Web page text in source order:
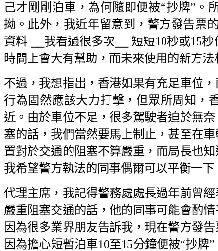
己才剛剛泊車，為何隨即便被“抄牌”。
拗。此外，我近年留意到，警方發告票
資料 ⎯⎯我看過很多次⎯⎯ 短短10秒或15
時間上會大有幫助，而未來使用的新方
不過，我想指出，香港如果有充足車位
行為固然應該大力打擊，但眾所周知，
近。由於車位不足，很多駕駛者迫於無
塞的話，我們當然要馬上制止，甚至在
置對於交通的阻塞不算嚴重，而局長也
我希望警方執法的同事偶爾可以平衡一下
代理主席，我記得警務處處長過年前曾
嚴重阻塞交通的話，他的同事可能會酌
因為很多業界朋友告訴我，現在警方發
因為擔心短暫泊車10至15分鐘便被“抄